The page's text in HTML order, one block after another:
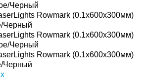
Черный
Rowmark (0.1x600x300мм)
Черный
Rowmark (0.1x600x300мм)
Черный
Rowmark (0.1x600x300мм)
Черный